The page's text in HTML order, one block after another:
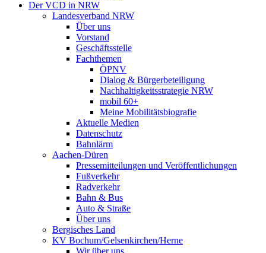
Der VCD in NRW
Landesverband NRW
Über uns
Vorstand
Geschäftsstelle
Fachthemen
ÖPNV
Dialog & Bürgerbeteiligung
Nachhaltigkeitsstrategie NRW
mobil 60+
Meine Mobilitätsbiografie
Aktuelle Medien
Datenschutz
Bahnlärm
Aachen-Düren
Pressemitteilungen und Veröffentlichungen
Fußverkehr
Radverkehr
Bahn & Bus
Auto & Straße
Über uns
Bergisches Land
KV Bochum/Gelsenkirchen/Herne
Wir über uns